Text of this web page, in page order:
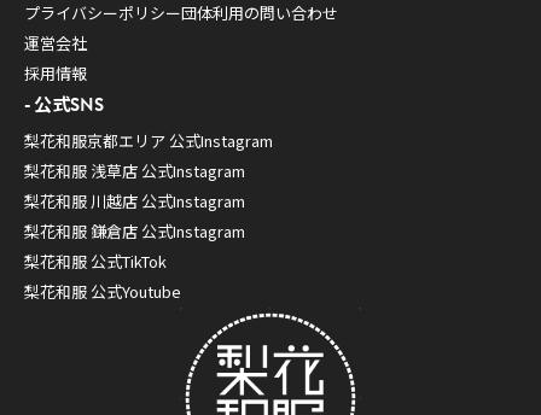
プライバシーポリシー
運営会社
採用情報
団体利用の問い合わせ
公式SNS
梨花和服京都エリア 公式Instagram
梨花和服 浅草店 公式Instagram
梨花和服 川越店 公式Instagram
梨花和服 鎌倉店 公式Instagram
梨花和服 公式TikTok
梨花和服 公式Youtube